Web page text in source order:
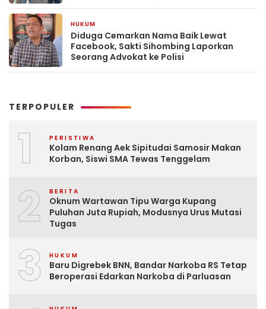
HUKUM
Diduga Cemarkan Nama Baik Lewat
Facebook, Sakti Sihombing Laporkan
Seorang Advokat ke Polisi
TERPOPULER
1 PERISTIWA
Kolam Renang Aek Sipitudai Samosir Makan
Korban, Siswi SMA Tewas Tenggelam
2 BERITA
Oknum Wartawan Tipu Warga Kupang
Puluhan Juta Rupiah, Modusnya Urus Mutasi
Tugas
3 HUKUM
Baru Digrebek BNN, Bandar Narkoba RS Tetap
Beroperasi Edarkan Narkoba di Parluasan